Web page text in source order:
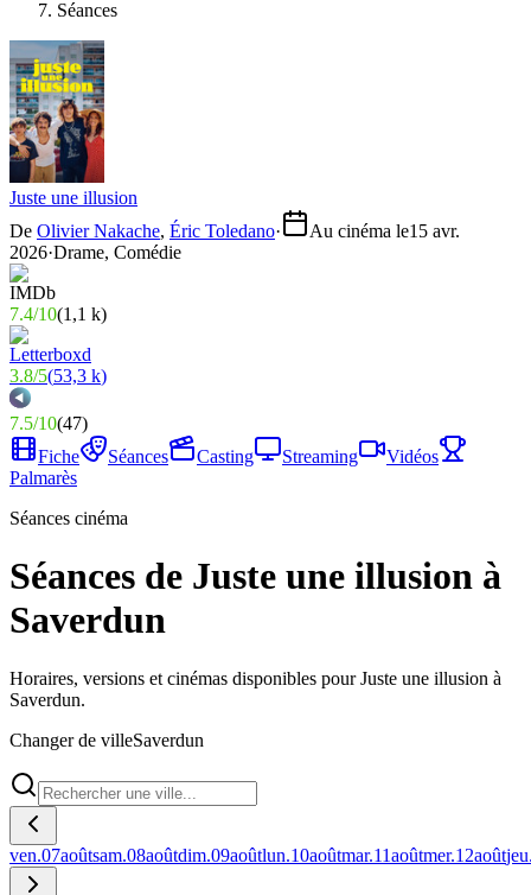
Séances
Juste une illusion
De Olivier Nakache, Éric Toledano· Au cinéma le15 avr.
2026·Drame, Comédie
7.4/10(1,1 k)
3.8/5(53,3 k)
7.5/10(47)
Fiche
Séances Casting Streaming
Vidéos
Palmarès
Séances cinéma
Séances de Juste une illusion à
Saverdun
Horaires, versions et cinémas disponibles pour Juste une illusion à
Saverdun.
Changer de villeSaverdun
ven.07aoûtsam.08aoûtdim.09aoûtlun.10aoûtmar.11aoûtmer.12août